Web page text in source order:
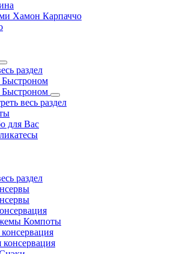
Хамон Карпаччо
раздел
Быстроном
Быстроном
весь раздел
для Вас
раздел
Компоты
консервация